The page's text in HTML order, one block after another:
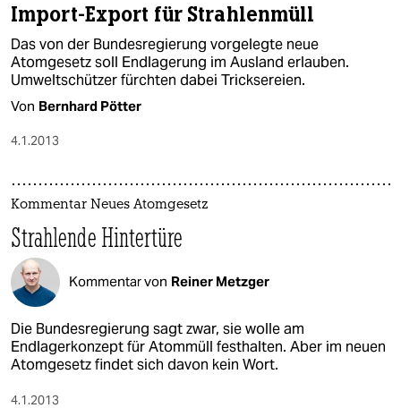
Import-Export für Strahlenmüll
Das von der Bundesregierung vorgelegte neue
Atomgesetz soll Endlagerung im Ausland erlauben.
Umweltschützer fürchten dabei Tricksereien.
Von Bernhard Pötter
4.1.2013
Kommentar Neues Atomgesetz
Strahlende Hintertüre
Kommentar von Reiner Metzger
Die Bundesregierung sagt zwar, sie wolle am
Endlagerkonzept für Atommüll festhalten. Aber im neuen
Atomgesetz findet sich davon kein Wort.
4.1.2013